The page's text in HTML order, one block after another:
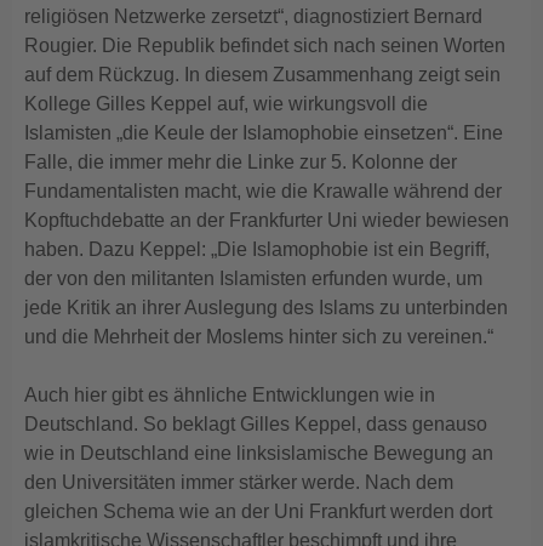
religiösen Netzwerke zersetzt“, diagnostiziert Bernard
Rougier. Die Republik befindet sich nach seinen Worten
auf dem Rückzug. In diesem Zusammenhang zeigt sein
Kollege Gilles Keppel auf, wie wirkungsvoll die
Islamisten „die Keule der Islamophobie einsetzen“. Eine
Falle, die immer mehr die Linke zur 5. Kolonne der
Fundamentalisten macht, wie die Krawalle während der
Kopftuchdebatte an der Frankfurter Uni wieder bewiesen
haben. Dazu Keppel: „Die Islamophobie ist ein Begriff,
der von den militanten Islamisten erfunden wurde, um
jede Kritik an ihrer Auslegung des Islams zu unterbinden
und die Mehrheit der Moslems hinter sich zu vereinen.“
Auch hier gibt es ähnliche Entwicklungen wie in
Deutschland. So beklagt Gilles Keppel, dass genauso
wie in Deutschland eine linksislamische Bewegung an
den Universitäten immer stärker werde. Nach dem
gleichen Schema wie an der Uni Frankfurt werden dort
islamkritische Wissenschaftler beschimpft und ihre